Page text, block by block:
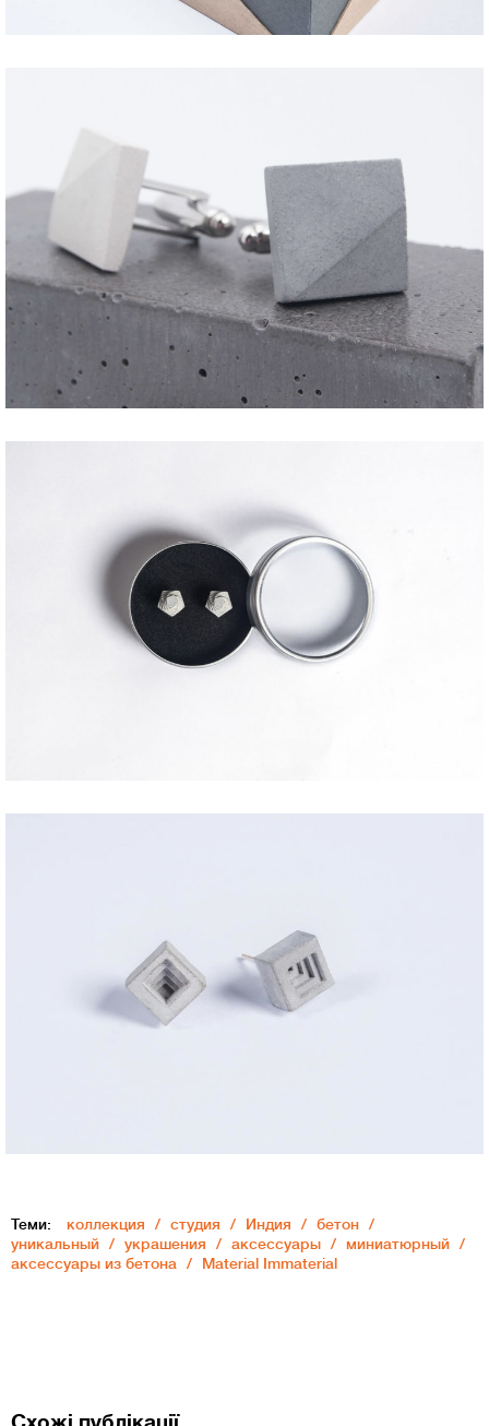
Теми: коллекция студия Индия
бетон
уникальный
украшения аксессуары
миниатюрный
аксессуары из бетона
Material Immaterial